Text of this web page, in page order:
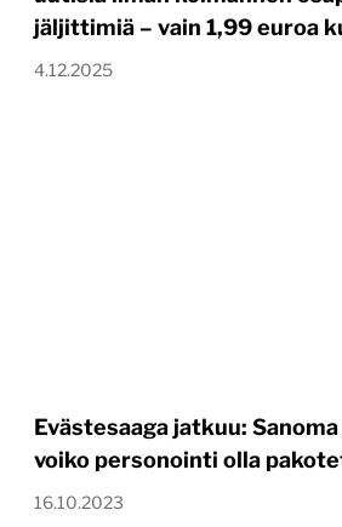
jäljittimiä – vain 1,99 euroa
4.12.2025
Evästesaaga jatkuu:
voiko personointi olla
16.10.2023